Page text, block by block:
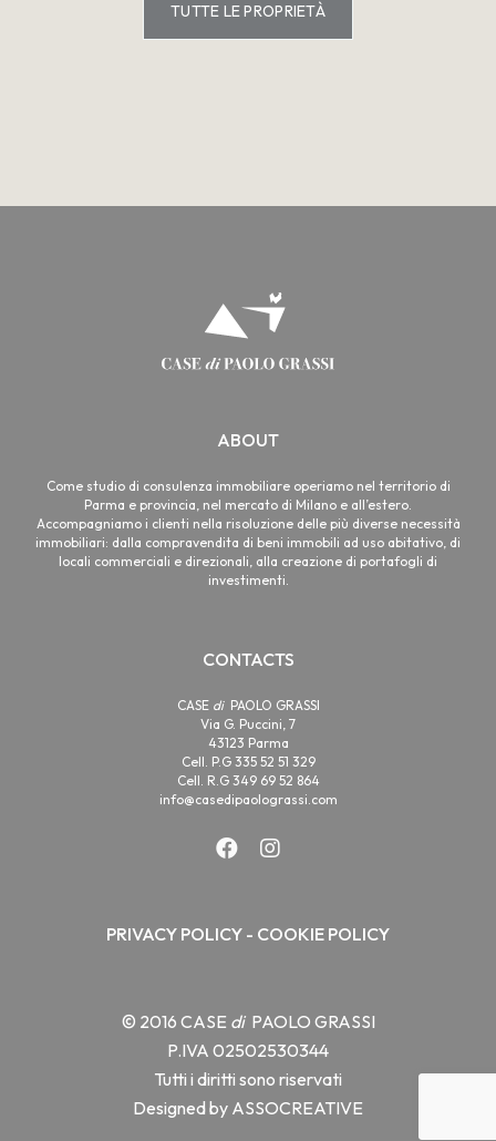
TUTTE LE PROPRIETÀ
ABOUT
Come studio di consulenza immobiliare operiamo nel territorio di
Parma e provincia, nel mercato di Milano e all’estero.
Accompagniamo i clienti nella risoluzione delle più diverse necessità
immobiliari: dalla compravendita di beni immobili ad uso abitativo, di
locali commerciali e direzionali, alla creazione di portafogli di
investimenti.
CONTACTS
CASE diPAOLO GRASSI
Via G. Puccini, 7
43123 Parma
Cell. P.G 335 52 51 329
Cell. R.G 349 69 52 864
info@casedipaolograssi.com
PRIVACY POLICY - COOKIE POLICY
© 2016 CASE diPAOLO GRASSI
P.IVA 02502530344
Tutti i diritti sono riservati
Designed by ASSOCREATIVE